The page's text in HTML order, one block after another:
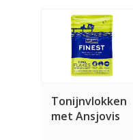
Tonijnvlokken
met Ansjovis